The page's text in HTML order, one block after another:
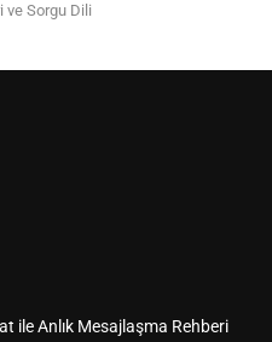
ve Sorgu Dili
ile Anlık Mesajlaşma Rehberi